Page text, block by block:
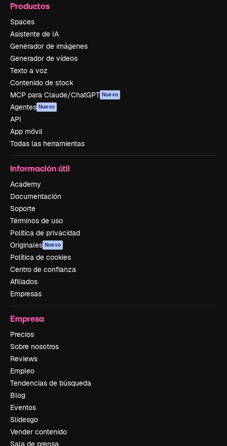
Productos
Spaces
Asistente de IA
Generador de imágenes
Generador de vídeos
Texto a voz
Contenido de stock
MCP para Claude/ChatGPT Nuevo
Agentes Nuevo
API
App móvil
Todas las herramientas
Información útil
Academy
Documentación
Soporte
Términos de uso
Política de privacidad
Originales Nuevo
Política de cookies
Centro de confianza
Afiliados
Empresas
Empresa
Precios
Sobre nosotros
Reviews
Empleo
Tendencias de búsqueda
Blog
Eventos
Slidesgo
Vender contenido
Sala de prensa